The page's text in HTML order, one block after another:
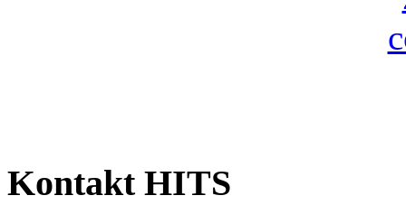
Kontakt HITS